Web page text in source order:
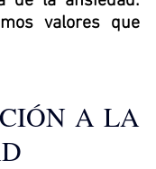
valores que
A LA